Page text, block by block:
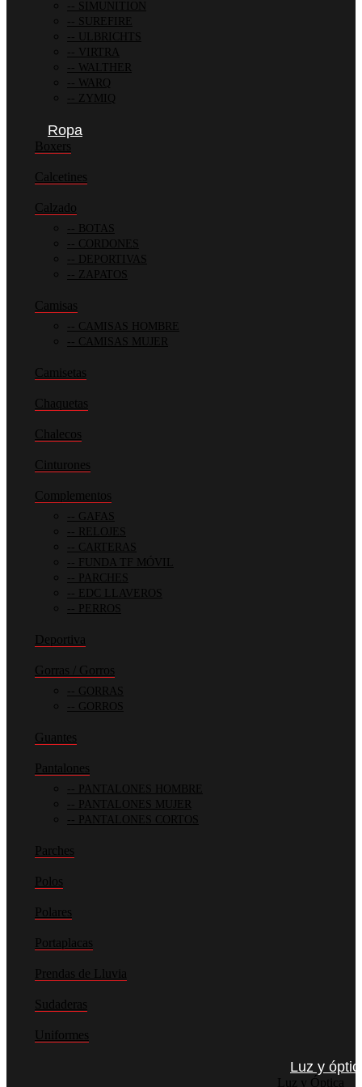
SIMUNITION
SUREFIRE
ULBRICHTS
VIRTRA
WALTHER
WARQ
ZYMIQ
Ropa
Boxers
Calcetines
Calzado
BOTAS
CORDONES
DEPORTIVAS
ZAPATOS
Camisas
CAMISAS HOMBRE
CAMISAS MUJER
Camisetas
Chaquetas
Chalecos
Cinturones
Complementos
GAFAS
RELOJES
CARTERAS
FUNDA TF MÓVIL
PARCHES
EDC LLAVEROS
PERROS
Deportiva
Gorras / Gorros
GORRAS
GORROS
Guantes
Pantalones
PANTALONES HOMBRE
PANTALONES MUJER
PANTALONES CORTOS
Parches
Polos
Polares
Portaplacas
Prendas de Lluvia
Sudaderas
Uniformes
Luz y
Luz y Óptica